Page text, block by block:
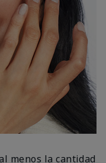
menos la cantidad